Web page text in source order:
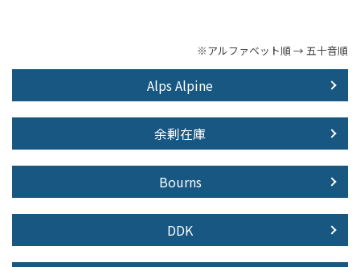
※アルファベット順 → 五十音順
Alps Alpine
余剰在庫
Bourns
DDK